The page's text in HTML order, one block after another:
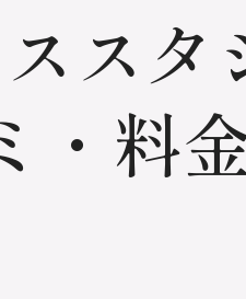
スタ
・料